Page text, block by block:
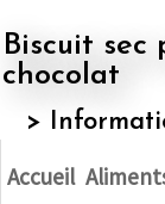
Biscuit sec pour petit déjeuner, au
chocolat
>
Accueil